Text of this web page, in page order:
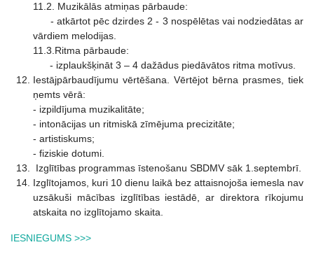
11.2. Muzikālās atmiņas pārbaude:
- atkārtot pēc dzirdes 2 - 3 nospēlētas vai nodziedātas ar
vārdiem melodijas.
11.3.Ritma pārbaude:
- izplaukšķināt 3 – 4 dažādus piedāvātos ritma motīvus.
Iestājpārbaudījumu vērtēšana. Vērtējot bērna prasmes, tiek
ņemts vērā:
- izpildījuma muzikalitāte;
- intonācijas un ritmiskā zīmējuma precizitāte;
- artistiskums;
- fiziskie dotumi.
Izglītības programmas īstenošanu SBDMV sāk 1.septembrī.
Izglītojamos, kuri 10 dienu laikā bez attaisnojoša iemesla nav
uzsākuši mācības izglītības iestādē, ar direktora rīkojumu
atskaita no izglītojamo skaita.
IESNIEGUMS >>>